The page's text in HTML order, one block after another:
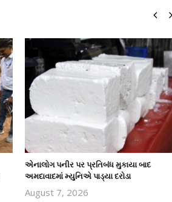
એનાલોગ પનીર પર પ્રતિબંધ મુકાયા બાદ
અમદાવાદમાં મ્યુનિએ પાડ્યા દરોડા
August 7, 2026